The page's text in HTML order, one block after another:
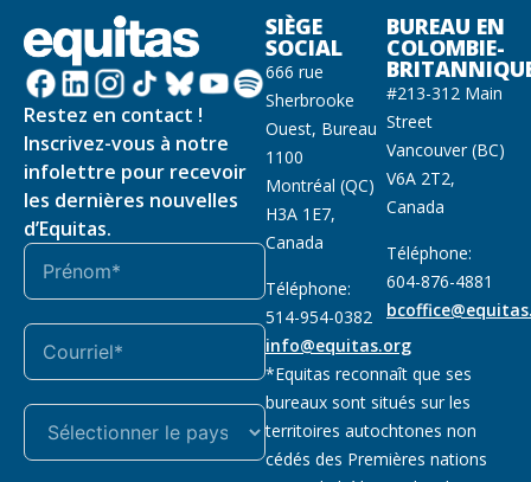
Restez en contact !
Inscrivez-vous à notre
infolettre pour recevoir
les dernières nouvelles
d’Equitas.
SIÈGE
SOCIAL
666 rue
Sherbrooke
Ouest, Bureau
1100
Montréal (QC)
H3A 1E7,
Canada
Téléphone:
514-954-0382
info@equitas.org
BUREAU EN
COLOMBIE-
#213-312 Main
Street
Vancouver (BC)
V6A 2T2,
Canada
Téléphone:
604-876-4881
*Equitas reconnaît que ses
bureaux sont situés sur les
territoires autochtones non
cédés des Premières nations